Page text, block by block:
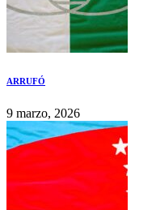
ARRUFÓ
9 marzo, 2026